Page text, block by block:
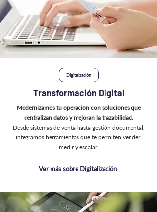
Digitalización
Transformación Digital
Modernizamos tu operación con soluciones que
centralizan datos y mejoran la trazabilidad.
Desde sistemas de venta hasta gestión documental,
integramos herramientas que te permiten vender,
medir y escalar.
Ver más sobre Digitalización